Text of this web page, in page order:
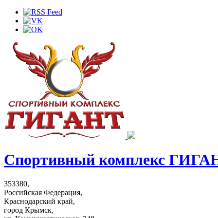
Спортивный комплекс
353380,
Российская Федерация,
Краснодарский край,
город Крымск,